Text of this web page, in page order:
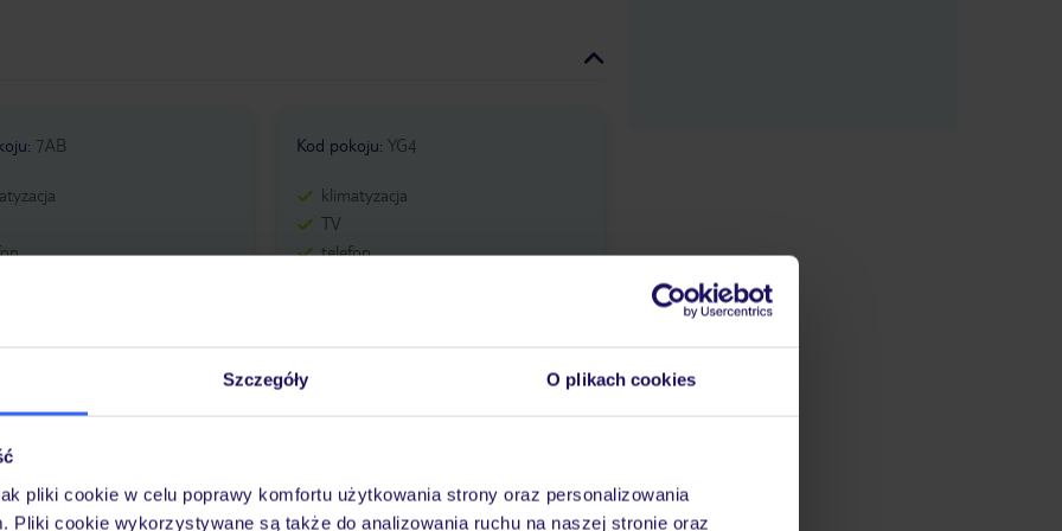
Szczegóły O plikach cookies
pliki cookie w celu poprawy komfortu użytkowania strony oraz personalizowania
Pliki cookie wykorzystywane są także do analizowania ruchu na naszej stronie oraz
: 7AB Kod pokoju: YG4
klimatyzacja
TV
telefon
klimatyzacja